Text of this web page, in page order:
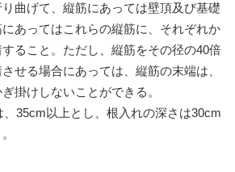
曲げて、縦筋にあっては壁頂及び基礎
あってはこれらの縦筋に、それぞれか
ること。ただし、縦筋をその径の40倍
せる場合にあっては、縦筋の末端は、
掛けしないことができる。
35cm以上とし、根入れの深さは30cm